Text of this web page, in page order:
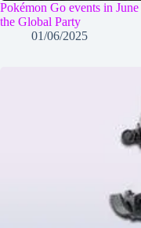
Pokémon Go events in
the Global Party
01/06/2025